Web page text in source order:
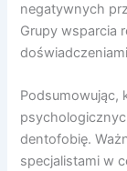
negatywnych
Grupy wsparcia
Podsumowując,
dentofobię.
specjalistami w